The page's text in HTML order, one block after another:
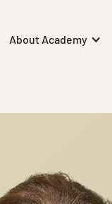
About Academy